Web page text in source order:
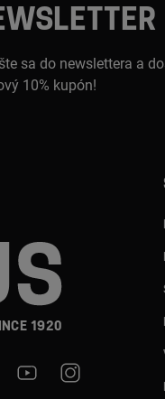
sa do newslettera a
10% kupón!
1920